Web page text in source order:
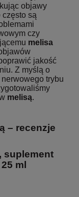
objawy
często są
czy
melisa
jakość
Z myślą o
trybu
melisą.
– recenzje
suplement
ml